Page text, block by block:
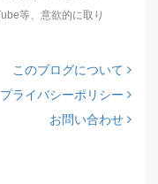
等、意欲的に取り
このブログについて
プライバシーポリシー
お問い合わせ